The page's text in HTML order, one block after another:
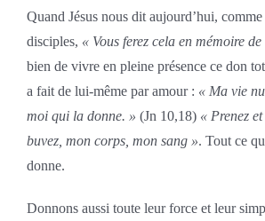
Quand Jésus nous dit aujourd’hui,
disciples, « Vous ferez cela en mémoire
bien de vivre en pleine présence ce don
a fait de lui-même par amour : « Ma vie
moi qui la donne. » (Jn 10,18) « Prenez
buvez, mon corps, mon sang ». Tout ce
donne.
Donnons aussi toute leur force et leur